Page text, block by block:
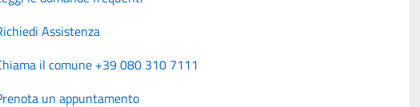
Assistenza
il comune +39 080 310 7111
un appuntamento